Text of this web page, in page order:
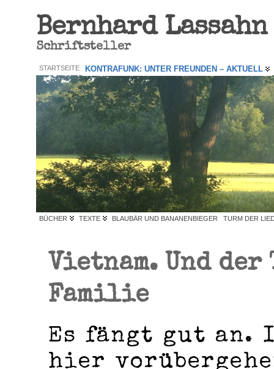
Bernhard Lassahn
Schriftsteller
STARTSEITE KONTRAFUNK: UNTER FREUNDEN – AKTUELL
BÜCHER TEXTE BLAUBÄR UND BANANENBIEGER TURM DER
Vietnam. Und der
Familie
Es fängt gut an.
hier